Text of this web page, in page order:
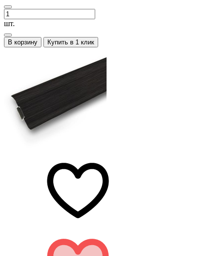
шт.
В корзину Купить в 1 клик